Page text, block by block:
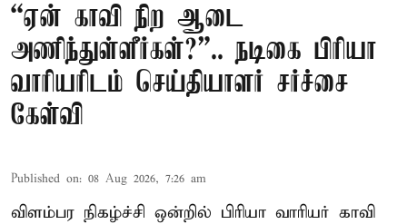
“ஏன் காவி நிற ஆடை
அணிந்துள்ளீர்கள்?”.. நடிகை பிரியா
வாரியரிடம் செய்தியாளர் சர்ச்சை
கேள்வி
Published on: 08 Aug 2026, 7:26 am
விளம்பர நிகழ்ச்சி ஒன்றில் பிரியா வாரியர் காவி